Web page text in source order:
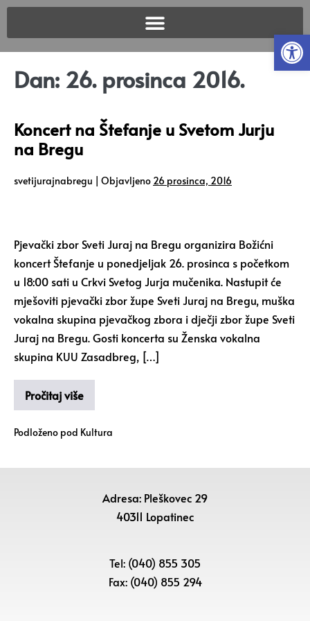
Dan: 26. prosinca 2016.
Koncert na Štefanje u Svetom Jurju
na Bregu
svetijurajnabregu | Objavljeno 26 prosinca, 2016
Pjevački zbor Sveti Juraj na Bregu organizira Božićni
koncert Štefanje u ponedjeljak 26. prosinca s početkom
u 18:00 sati u Crkvi Svetog Jurja mučenika. Nastupit će
mješoviti pjevački zbor župe Sveti Juraj na Bregu, muška
vokalna skupina pjevačkog zbora i dječji zbor župe Sveti
Juraj na Bregu. Gosti koncerta su Ženska vokalna
skupina KUU Zasadbreg, […]
Pročitaj više
Podloženo pod Kultura
Adresa: Pleškovec 29
40311 Lopatinec
Tel: (040) 855 305
Fax: (040) 855 294